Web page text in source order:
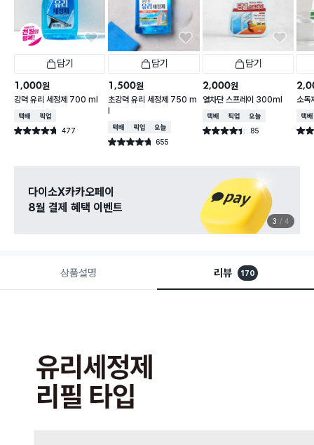
담기
1,000원
강력 유리 세정제 700 ml
택배배송매장픽업
별점 4.7점 477
건 작성
담기
1,500원
초강력 유리 세정제 750 m
l
택배배송매장픽업오늘배송
별점 4.7점 655
건 작성
담기
2,000원
열차단 스프레이 300ml
택배배송매장픽업오늘배송
별점 4.4점 85
건 작성
소독
택배
별점
다이소X카카오페이
8월 결제 혜택 이벤트
3 4
상품설명 리뷰 170